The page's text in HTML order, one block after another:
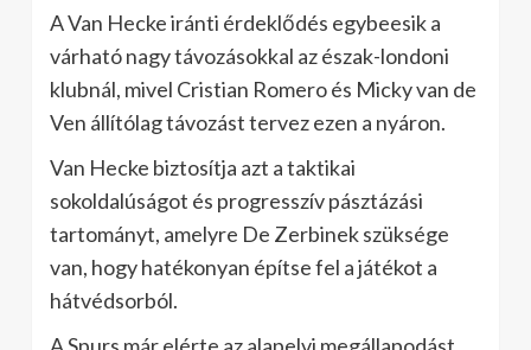
A Van Hecke iránti érdeklődés egybeesik a
várható nagy távozásokkal az észak-londoni
klubnál, mivel Cristian Romero és Micky van de
Ven állítólag távozást tervez ezen a nyáron.
Van Hecke biztosítja azt a taktikai
sokoldalúságot és progresszív pásztázási
tartományt, amelyre De Zerbinek szüksége
van, hogy hatékonyan építse fel a játékot a
hátvédsorból.